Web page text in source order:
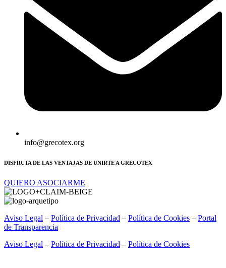
info@grecotex.org
DISFRUTA DE LAS VENTAJAS DE UNIRTE A GRECOTEX
QUIERO ASOCIARME
Aviso Legal – Política de Privacidad – Política de Cookies – Portal
de Transparencia
Aviso Legal – Política de Privacidad – Política de Cookies